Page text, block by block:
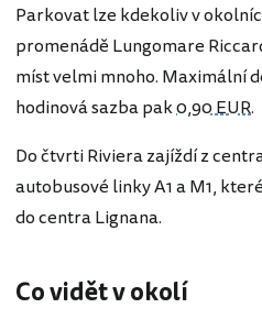
Parkovat lze kdekoliv v
promenádě Lungomare
míst velmi mnoho. Maximální
hodinová sazba pak0,90 EUR.
Do čtvrti Riviera zajíždí z
autobusové linky A1 a M1,
do centra Lignana.
Co vidět v okolí